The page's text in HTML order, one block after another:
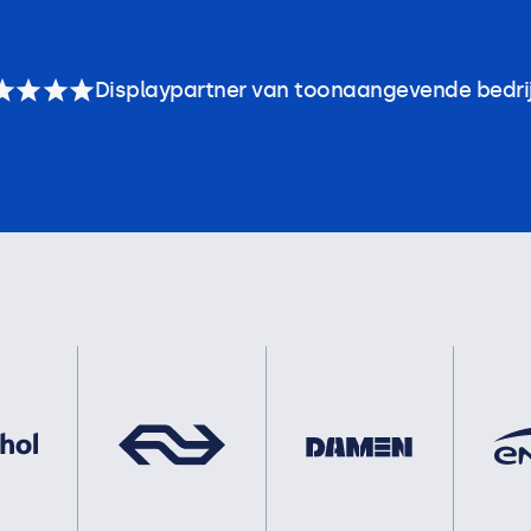
Displaypartner van toonaangevende